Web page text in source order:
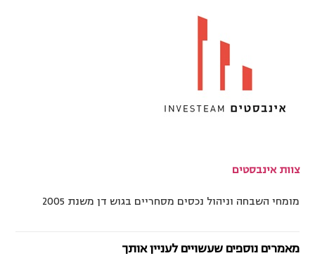
צוות אינבסטים
מומחי השבחה וניהול נכסים מסחריים בגוש דן משנת 2005
מאמרים נוספים שעשויים לעניין אותך